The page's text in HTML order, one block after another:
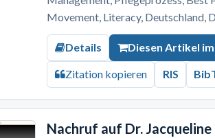
Movement, Literacy, Deutschland,
Details Diesen Artikel
Zitation kopieren RIS
Nachruf auf Dr.